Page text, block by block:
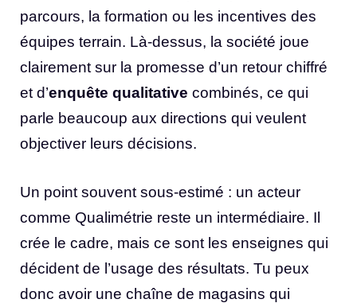
parcours, la formation ou les incentives des
équipes terrain. Là-dessus, la société joue
clairement sur la promesse d’un retour chiffré
et d’enquête qualitative combinés, ce qui
parle beaucoup aux directions qui veulent
objectiver leurs décisions.
Un point souvent sous-estimé : un acteur
comme Qualimétrie reste un intermédiaire. Il
crée le cadre, mais ce sont les enseignes qui
décident de l’usage des résultats. Tu peux
donc avoir une chaîne de magasins qui